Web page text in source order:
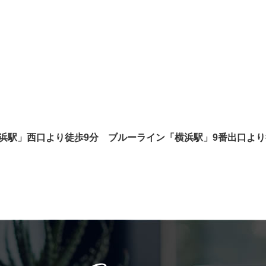
駅」西口より徒歩9分 ブルーライン「横浜駅」9番出口よ